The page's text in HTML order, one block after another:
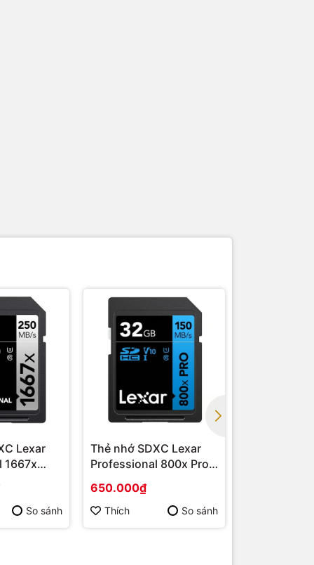
Lexar
1667x
So sánh
Thẻ nhớ SDXC Lexar
Professional 800x Pro
650.000₫
Thích So sánh